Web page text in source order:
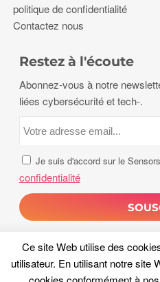
Ce site Web utilise des
utilisateur. En utilisant notre site
politique de confidentialité
Contactez nous
Restez à l'écoute
Abonnez-vous à notre
liées cybersécurité et tech-.
Je suis d'accord sur le
confidentialité